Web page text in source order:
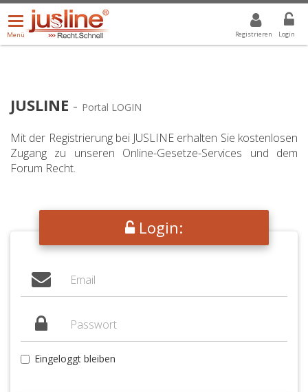
Registrieren Login
Menü
öffnen/schließen
Menü
ALLE DROPDOWN: GEWÄHLTER WERT IST ALLE
JUSLINE - Portal LOGIN
Mit der Registrierung bei JUSLINE erhalten Sie kostenlosen
Zugang zu unseren Online-Gesetze-Services und dem
Forum Recht.
Login:
Eingeloggt bleiben